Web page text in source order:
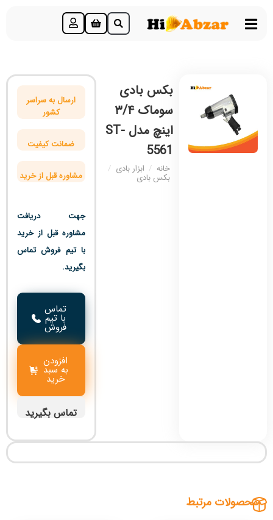
بکس بادی
سوماک ۳/۴
اینچ مدل ST-
5561
خانه / ابزار بادی /
بکس بادی
ارسال به سراسر
کشور
ضمانت کیفیت
مشاوره قبل از خرید
جهت دریافت
مشاوره قبل از خرید
با تیم فروش تماس
بگیرید.
تماس
با تیم
فروش
افزودن
به سبد
خرید
تماس بگیرید
محصولات مرتبط